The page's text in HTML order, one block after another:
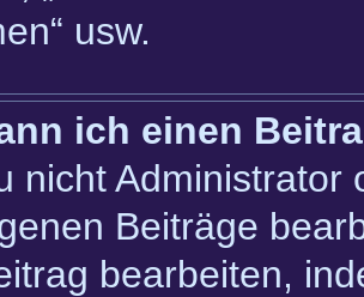
usw.
ich einen
nicht
Beiträge
bearbeiten,